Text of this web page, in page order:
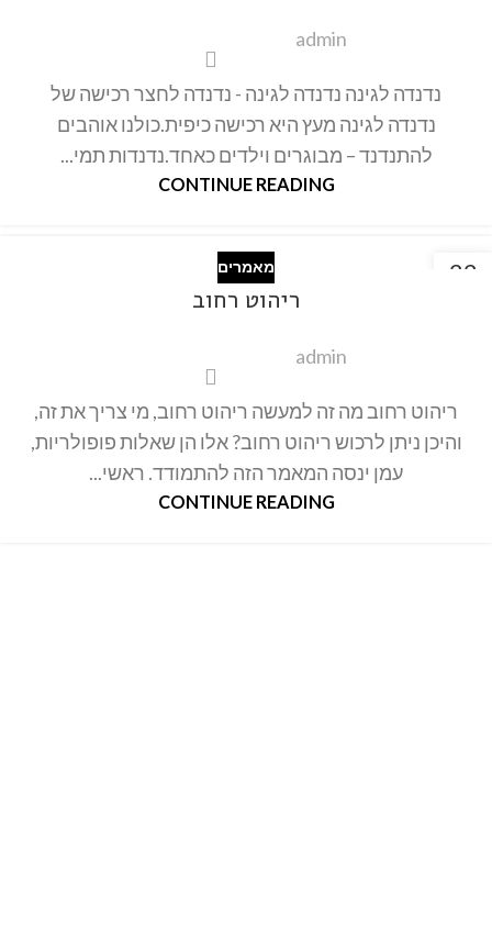
admin
נדנדה לגינה נדנדה לגינה - נדנדה לחצר רכישה של
נדנדה לגינה מעץ היא רכישה כיפית.כולנו אוהבים
להתנדנד – מבוגרים וילדים כאחד.נדנדות תמי...
CONTINUE READING
22 מאמרים
ריהוט רחוב
admin
ריהוט רחוב מה זה למעשה ריהוט רחוב, מי צריך את זה,
והיכן ניתן לרכוש ריהוט רחוב? אלו הן שאלות פופולריות,
עמן ינסה המאמר הזה להתמודד. ראשי...
CONTINUE READING